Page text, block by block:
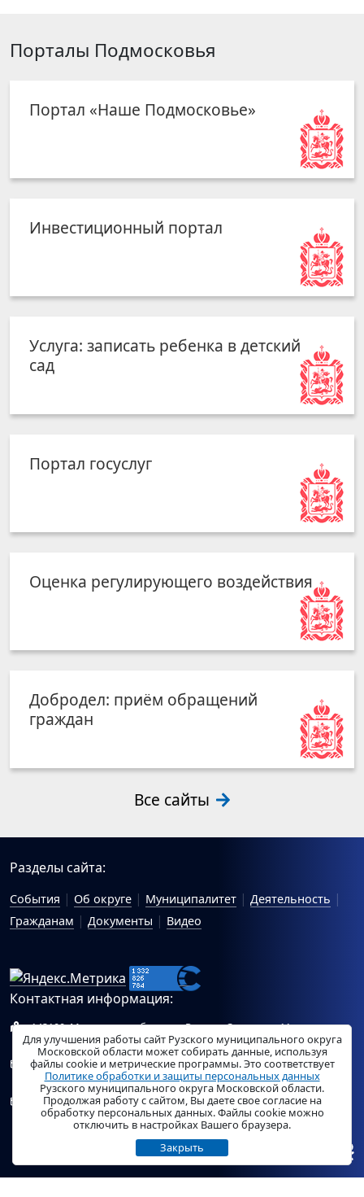
Порталы Подмосковья
Портал «Наше Подмосковье»
Инвестиционный портал
Услуга: записать ребенка в детский
сад
Портал госуслуг
Оценка регулирующего воздействия
Добродел: приём обращений
граждан
Все сайты
Разделы сайта:
События Об округе Муниципалитет
Деятельность
Гражданам
Документы Видео
Контактная информация:
143100, Московская область, г.Руза, ул.Солнцева, 11
Схема проезда
Общий отдел Администрации Рузского муниципального
округа:ruza_region_ruza@mosreg.ru.
Отдел по работе с обращениями граждан Администрации
Рузского муниципального округа:ruza_og_argo@mosreg.ru
Для улучшения работы сайт Рузского муниципального округа
Московской области может собирать данные, используя
файлы cookie и метрические программы. Это соответствует
Политике обработки и защиты персональных данных
Рузского муниципального округа Московской области.
Продолжая работу с сайтом, Вы даете свое согласие на
обработку персональных данных. Файлы cookie можно
отключить в настройках Вашего браузера.
Закрыть